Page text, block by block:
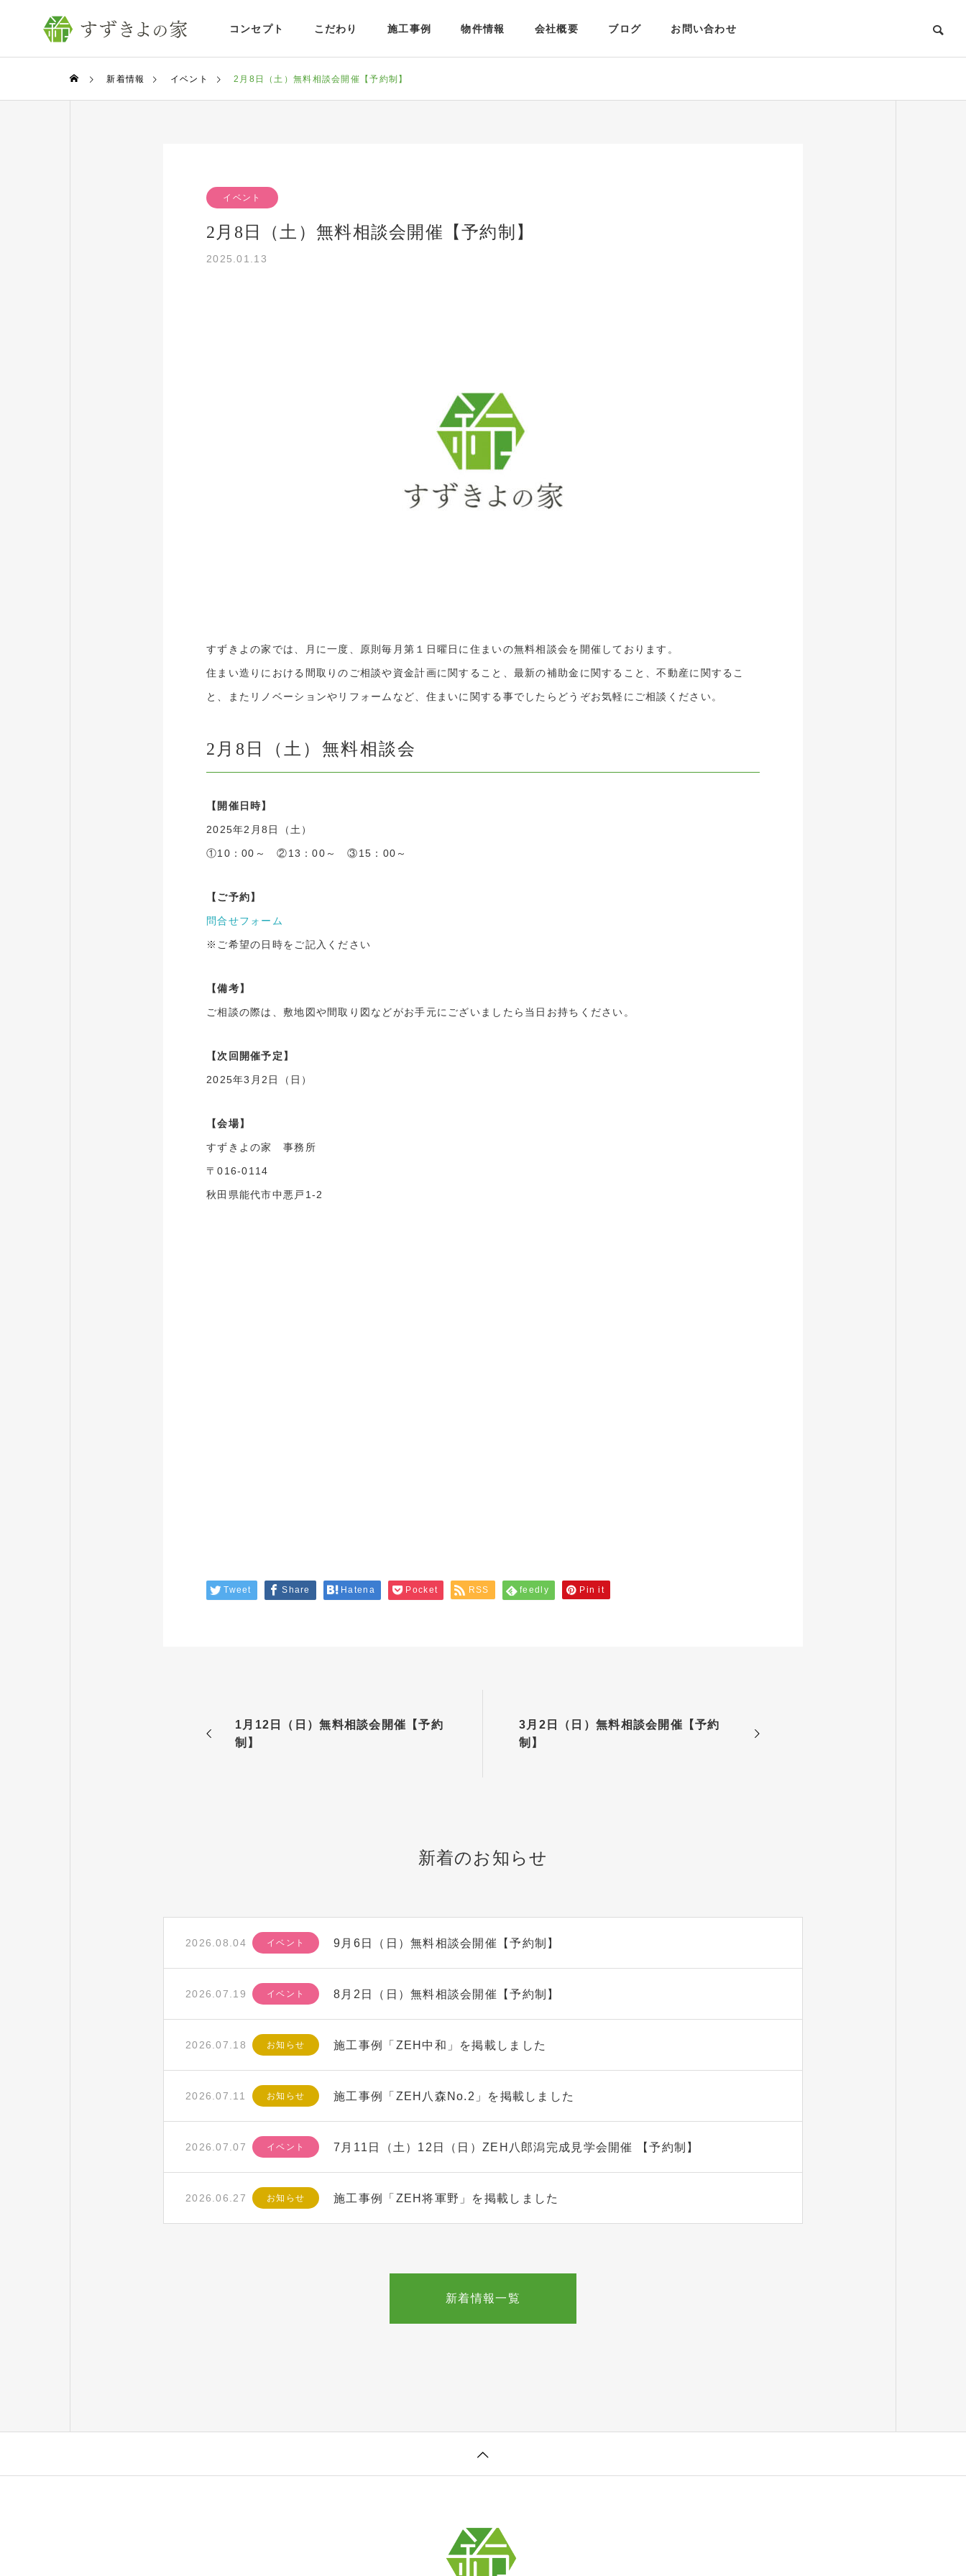
コンセプト こだわり 施工事例 物件情報 会社概要 ブログ お問い合わせ
新着情報 イベント 2月8日（土）無料相談会開催【予約制】
イベント
2月8日（土）無料相談会開催【予約制】
2025.01.13
すずきよの家では、月に一度、原則毎月第１日曜日に住まいの無料相談会を開催しております。
住まい造りにおける間取りのご相談や資金計画に関すること、最新の補助金に関すること、不動産に関するこ
と、またリノベーションやリフォームなど、住まいに関する事でしたらどうぞお気軽にご相談ください。
2月8日（土）無料相談会
【開催日時】
2025年2月8日（土）
①10：00～ ②13：00～ ③15：00～
【ご予約】
問合せフォーム
※ご希望の日時をご記入ください
【備考】
ご相談の際は、敷地図や間取り図などがお手元にございましたら当日お持ちください。
【次回開催予定】
2025年3月2日（日）
【会場】
すずきよの家 事務所
〒016-0114
秋田県能代市中悪戸1-2
Tweet Share Hatena Pocket RSS feedly Pin it
1月12日（日）無料相談会開催【予約
制】
3月2日（日）無料相談会開催【予約
制】
新着のお知らせ
2026.08.04 イベント 9月6日（日）無料相談会開催【予約制】
2026.07.19 イベント 8月2日（日）無料相談会開催【予約制】
2026.07.18 お知らせ 施工事例「ZEH中和」を掲載しました
2026.07.11 お知らせ 施工事例「ZEH八森No.2」を掲載しました
2026.07.07 イベント 7月11日（土）12日（日）ZEH八郎潟完成見学会開催 【予約制】
2026.06.27 お知らせ 施工事例「ZEH将軍野」を掲載しました
新着情報一覧